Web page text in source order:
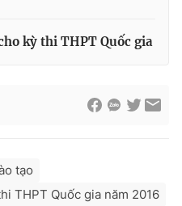
Việt Nam
024.38 355 932
kỳ thi THPT Quốc gia
tạo
THPT Quốc gia năm 2016